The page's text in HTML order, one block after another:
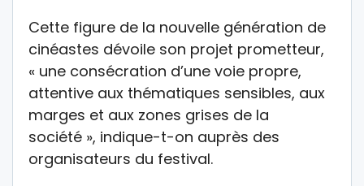
Cette figure de la nouvelle génération de
cinéastes dévoile son projet prometteur,
« une consécration d’une voie propre,
attentive aux thématiques sensibles, aux
marges et aux zones grises de la
société », indique-t-on auprès des
organisateurs du festival.